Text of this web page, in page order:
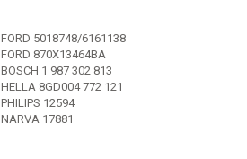
FORD 5018748/6161138
FORD 870X13464BA
BOSCH 1 987 302 813
HELLA 8GD004 772 121
PHILIPS 12594
NARVA 17881